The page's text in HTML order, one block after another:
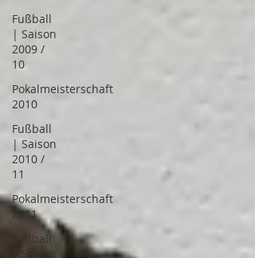
Fußball
| Saison
2009 /
10
Pokalmeisterschaft
2010
Fußball
| Saison
2010 /
11
Pokalmeisterschaft
2011
Fußball
| Saison